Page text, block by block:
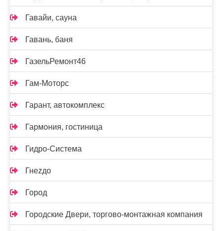
Гавайи, сауна
Гавань, баня
ГазельРемонт46
Гам-Моторс
Гарант, автокомплекс
Гармония, гостиница
Гидро-Система
Гнеzдо
Город
Городские Двери, торгово-монтажная компания